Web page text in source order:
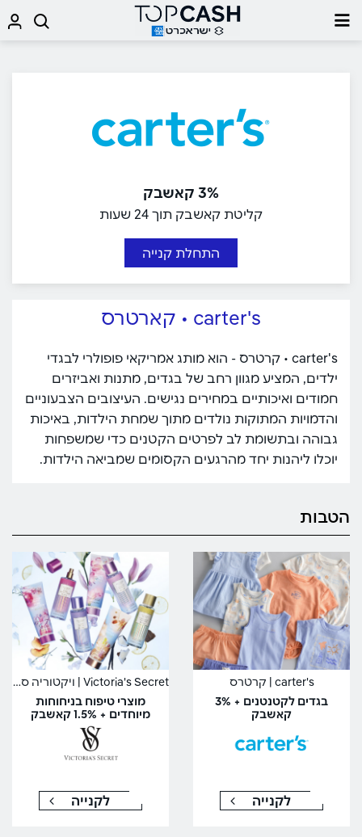
3% קאשבק
קליטת קאשבק תוך 24 שעות
התחלת קנייה
carter's • קארטרס
carter's • קרטרס - הוא מותג אמריקאי פופולרי לבגדי
ילדים, המציע מגוון רחב של בגדים, מתנות ואביזרים
חמודים ואיכותיים במחירים נגישים. העיצובים הצבעוניים
והדמויות המתוקות נולדים מתוך שמחת הילדות, באיכות
גבוהה ובתשומת לב לפרטים הקטנים כדי שמשפחות
יוכלו ליהנות יחד מהרגעים הקסומים שמביאה הילדות.
הטבות
carter's | קרטרס
בגדים לקטנטנים + 3%
קאשבק
לקנייה
Victoria's Secret | ויקטוריה סיקרט
מוצרי טיפוח בניחוחות
מיוחדים + 1.5% קאשבק
לקנייה